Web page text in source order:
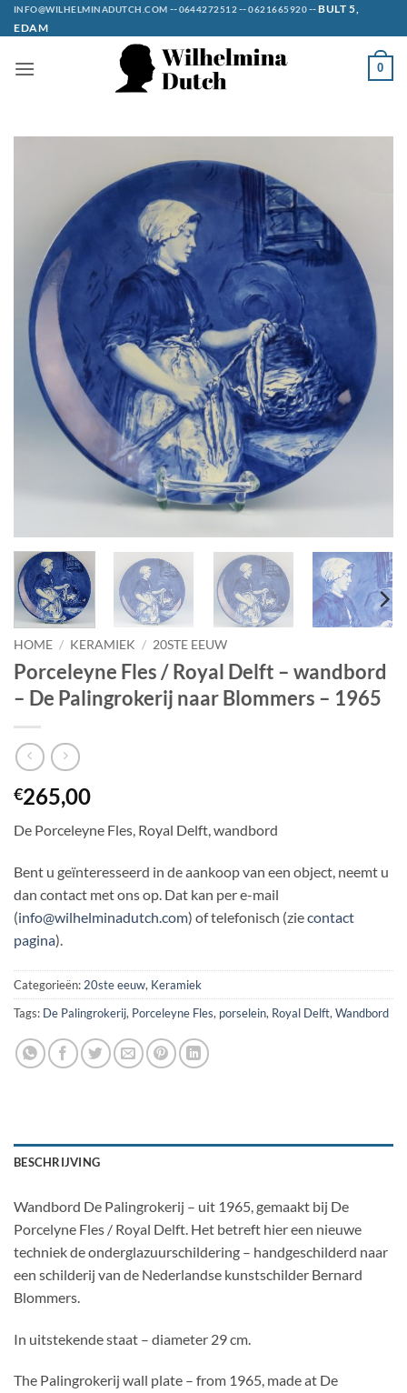
Ga
naar
INFO@WILHELMINADUTCH.COM --0644272512--0621665920--BULT 5,
EDAM
0
HOME / KERAMIEK / 20STE EEUW
Porceleyne Fles / Royal Delft – wandbord
– De Palingrokerij naar Blommers – 1965
€265,00
De Porceleyne Fles, Royal Delft, wandbord
Bent u geïnteresseerd in de aankoop van een object, neemt u
dan contact met ons op. Dat kan per e-mail
(info@wilhelminadutch.com) of telefonisch (ziecontact
pagina).
Categorieën: 20ste eeuw, Keramiek
Tags: De Palingrokerij, Porceleyne Fles, porselein, Royal Delft, Wandbord
BESCHRIJVING
Wandbord De Palingrokerij – uit 1965, gemaakt bij De
Porcelyne Fles / Royal Delft. Het betreft hier een nieuwe
techniek de onderglazuurschildering – handgeschilderd naar
een schilderij van de Nederlandse kunstschilder Bernard
Blommers.
In uitstekende staat – diameter 29 cm.
The Palingrokerij wall plate – from 1965, made at De